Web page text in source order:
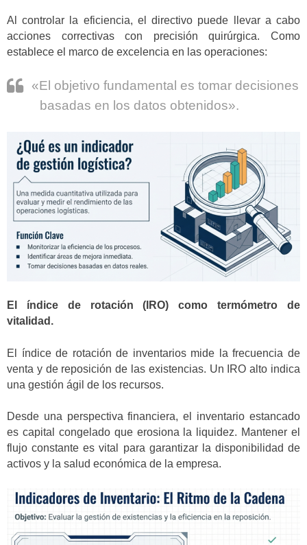
Al controlar la eficiencia, el directivo puede llevar a cabo
acciones correctivas con precisión quirúrgica. Como
establece el marco de excelencia en las operaciones:
«El objetivo fundamental es tomar decisiones
basadas en los datos obtenidos».
El índice de rotación (IRO) como termómetro de
vitalidad.
El índice de rotación de inventarios mide la frecuencia de
venta y de reposición de las existencias. Un IRO alto indica
una gestión ágil de los recursos.
Desde una perspectiva financiera, el inventario estancado
es capital congelado que erosiona la liquidez. Mantener el
flujo constante es vital para garantizar la disponibilidad de
activos y la salud económica de la empresa.